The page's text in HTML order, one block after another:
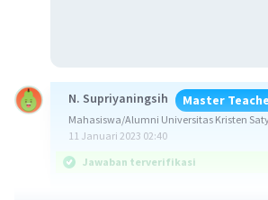
N. Supriyaningsih Master
Mahasiswa/Alumni Universitas Kristen
11 Januari 2023 02:40
Jawaban terverifikasi